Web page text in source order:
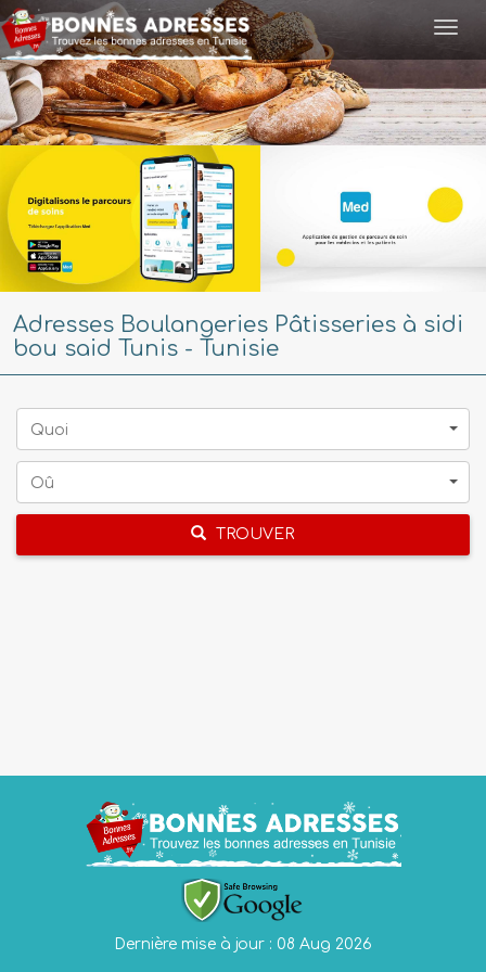
Adresses Boulangeries Pâtisseries à sidi
bou said Tunis - Tunisie
Quoi
Oû
TROUVER
Dernière mise à jour : 08 Aug 2026